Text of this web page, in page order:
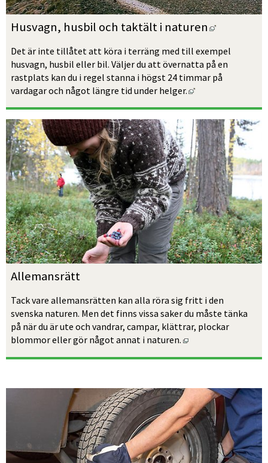
Husvagn, husbil och taktält i naturen Länk till
Det är inte tillåtet att köra i terräng med till exempel
husvagn, husbil eller bil. Väljer du att övernatta på en
rastplats kan du i regel stanna i högst 24 timmar på
vardagar och något längre tid under helger.
Länk till annan
Allemansrätt
Tack vare allemansrätten kan alla röra sig fritt i den
svenska naturen. Men det finns vissa saker du måste tänka
på när du är ute och vandrar, campar, klättrar, plockar
blommor eller gör något annat i naturen.